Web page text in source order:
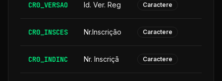
CR0_VERSAO Id. Ver. Reg Caractere
CR0_INSCES Nr.Inscrição Caractere
CR0_INDINC Nr. Inscriçã Caractere